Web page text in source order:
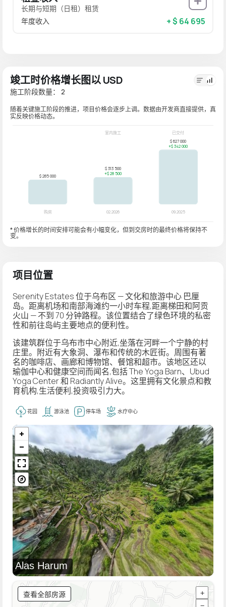
长期与短期（日租）租赁
年度收入
+ $ 64 695
竣工时价格增长图以 USD
施工阶段数量： 2
随着关键施工阶段的推进，项目价格会逐步上调。数据由开发商直接提供，真
实反映价格动态。
* 价格增长的时间安排可能会有小幅变化，但到交房时的最终价格将保持不
变。
项目位置
Serenity Estates 位于乌布区 —文化和旅游中心 巴厘
岛。距离机场和南部海滩约一小时车程,距离梯田和阿贡
火山 — 不到 70 分钟路程。该位置结合了绿色环境的私密
性和前往岛屿主要地点的便利性。
该建筑群位于乌布市中心附近,坐落在河畔一个宁静的村
庄里。附近有大象洞、瀑布和传统的木匠街。周围有著
名的咖啡店、画廊和博物馆、餐馆和超市。该地区还以
瑜伽中心和健康空间而闻名,包括 The Yoga Barn、Ubud
Yoga Center 和 Radiantly Alive。这里拥有文化景点和教
育机构,生活便利,投资吸引力大。
花园 游泳池 停车场 水疗中心
Alas Harum
查看全部房源
+